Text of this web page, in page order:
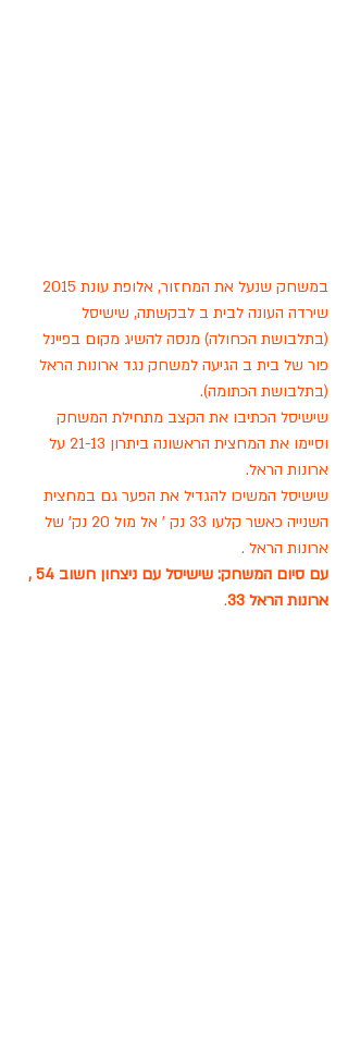
שירדה העונה לבית ב לבקשתה, שישיסל
(בתלבושת הכחולה) מנסה להשיג מקום בפיינל
פור של בית ב הגיעה למשחק נגד ארונות הראל
(בתלבושת הכתומה).
שישיסל הכתיבו את הקצב מתחילת המשחק
וסיימו את המחצית הראשונה ביתרון 21-13 על
ארונות הראל.
שישיסל המשיכו להגדיל את הפער גם במחצית
השנייה כאשר קלעו 33 נק ' אל מול 20 נק' של
ארונות הראל .
עם סיום המשחק: שישיסל עם ניצחון חשוב 54 ,
ארונות הראל 33
.